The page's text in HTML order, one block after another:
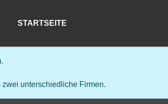
STARTSEITE
unterschiedliche Firmen.